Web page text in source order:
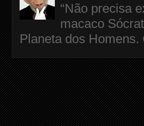
“Não precisa
macaco
Planeta dos Homens.